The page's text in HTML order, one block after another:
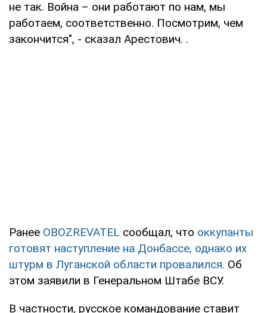
не так. Война – они работают по нам, мы
работаем, соответственно. Посмотрим, чем
закончится", - сказал Арестович. .
Ранее OBOZREVATEL сообщал, что оккупанты
готовят наступление на Донбассе, однако их
штурм в Луганской области провалился. Об
этом заявили в Генеральном Штабе ВСУ.
В частности, русское командование ставит